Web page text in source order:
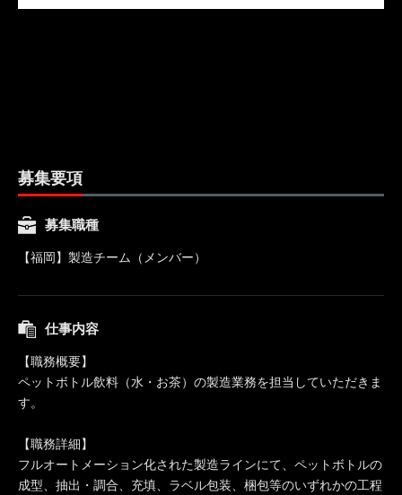
募集要項
募集職種
【福岡】製造チーム（メンバー）
仕事内容
【職務概要】
ペットボトル飲料（水・お茶）の製造業務を担当していただきま
す。
【職務詳細】
フルオートメーション化された製造ラインにて、ペットボトルの
成型、抽出・調合、充填、ラベル包装、梱包等のいずれかの工程